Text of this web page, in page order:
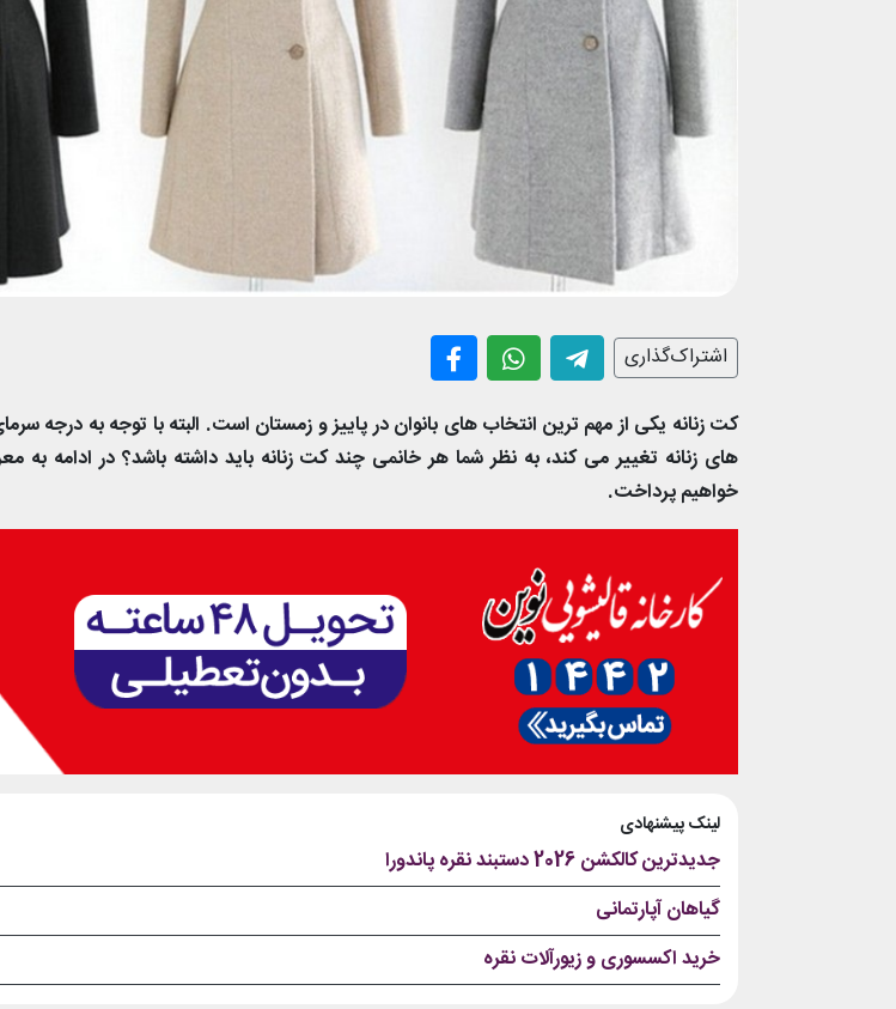
اشتراک‌گذاری
کت زنانه یکی از مهم ترین انتخاب های بانوان در پاییز و زمستان است. البته با توجه به
های زنانه تغییر می کند، به نظر شما هر خانمی چند کت زنانه باید داشته باشد؟ در ادامه به
خواهیم پرداخت.
لینک پیشنهادی
جدیدترین کالکشن 2026 دستبند نقره پاندورا
گیاهان آپارتمانی
خرید اکسسوری و زیورآلات نقره